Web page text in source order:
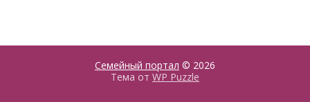
Семейный портал © 2026
Тема от WP Puzzle